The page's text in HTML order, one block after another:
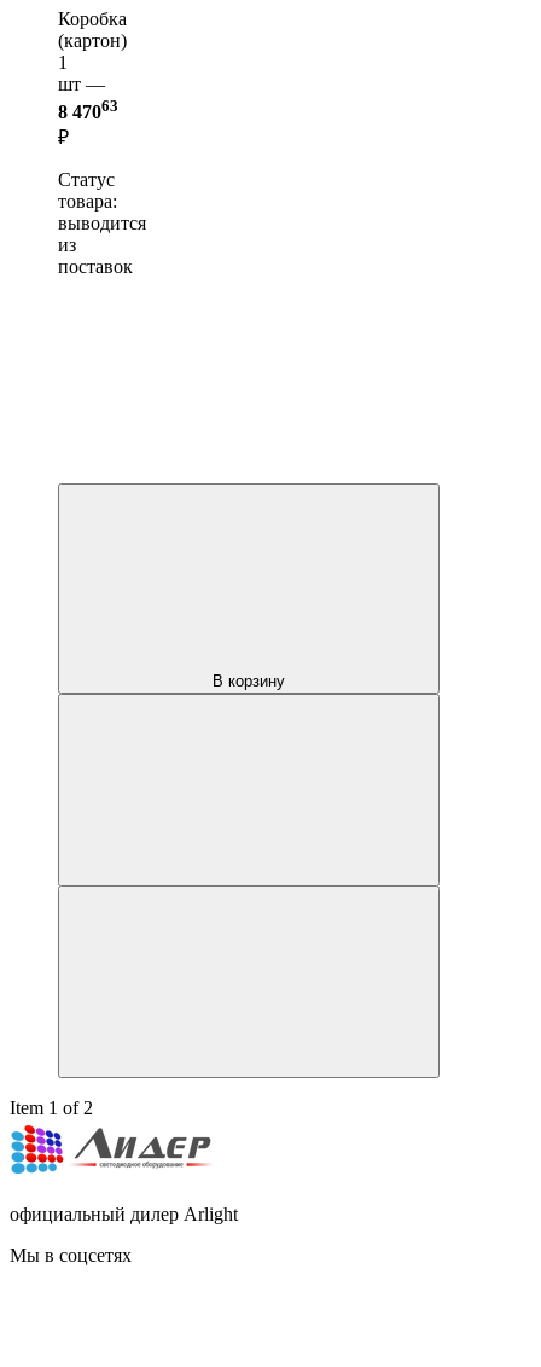
Коробка
(картон)
1
шт —
8 47063
₽
Статус
товара:
выводится
из
поставок
В корзину
Item 1 of 2
официальный дилер Arlight
Мы в соцсетях